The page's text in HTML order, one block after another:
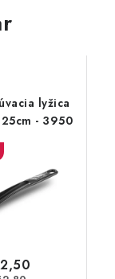
lyžica
- 3950